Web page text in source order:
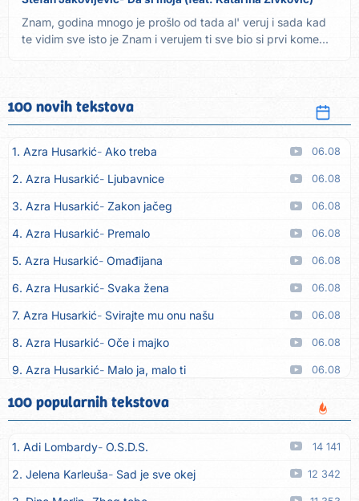
Znam, godina mnogo je prošlo od tada al' veruj i sada kad
te vidim sve isto je Znam i verujem ti sve bio si prvi kome...
100 novih tekstova
1. Azra Husarkić Ako treba 06.08
2. Azra Husarkić Ljubavnice 06.08
3. Azra Husarkić Zakon jačeg 06.08
4. Azra Husarkić Premalo 06.08
5. Azra Husarkić Omađijana 06.08
6. Azra Husarkić Svaka žena 06.08
7. Azra Husarkić Svirajte mu onu našu 06.08
8. Azra Husarkić Oče i majko 06.08
9. Azra Husarkić Malo ja, malo ti 06.08
10. Alen Hasanović Fanatik
11. Husnija Mešaljić - Hule To je majka tvoja 05.08
12. In Vivo Brunello 05.08
13. Senad Nikočević Niki Plavljani i Gusinjani 05.08
100 popularnih tekstova
1. Adi Lombardy O.S.D.S. 14 141
2. Jelena Karleuša Sad je sve okej 12 342